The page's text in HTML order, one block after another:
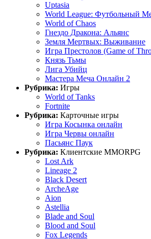
Uptasia
World League: Футбольный
World of Chaos
Гнездо Дракона: Альянс
Земля Мертвых: Выживание
Игра Престолов (Game of
Князь Тьмы
Лига Убийц
Мастера Меча Онлайн 2
Рубрика: Игры
World of Tanks
Fortnite
Рубрика: Карточные игры
Игра Косынка онлайн
Игра Червы онлайн
Пасьянс Паук
Рубрика: Клиентские MMORPG
Lost Ark
Lineage 2
Black Desert
ArcheAge
Aion
Astellia
Blade and Soul
Blood and Soul
Fox Legends